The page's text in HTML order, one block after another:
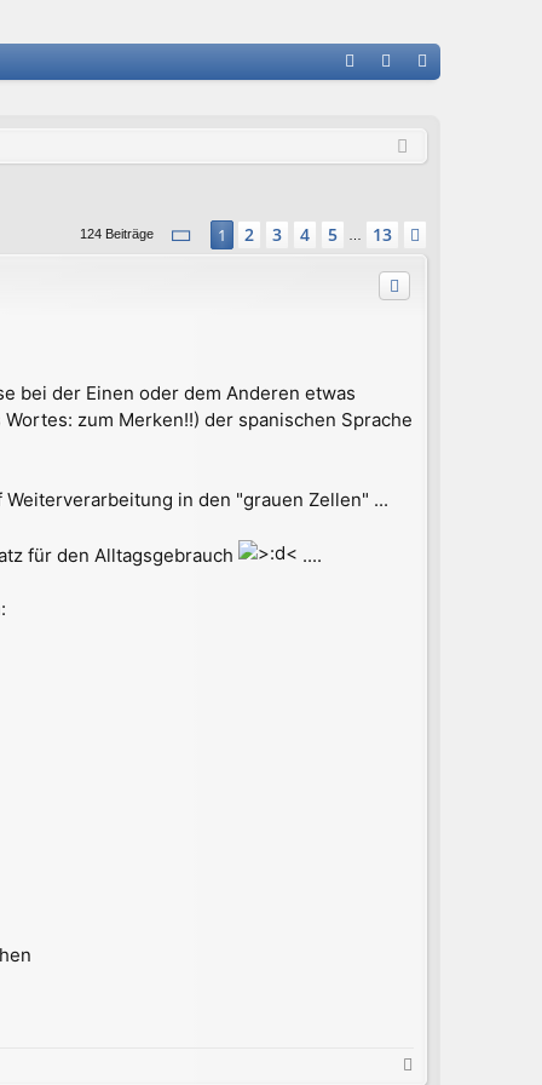
n
ist
124 Beiträge Seite 1von 13
1 2 3 4 5 13
bei der Einen oder dem Anderen etwas
zum Merken!!) der spanischen Sprache
in den "grauen Zellen" ...
für den Alltagsgebrauch ....